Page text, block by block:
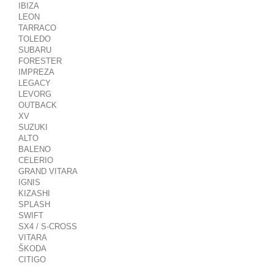
IBIZA
LEON
TARRACO
TOLEDO
SUBARU
FORESTER
IMPREZA
LEGACY
LEVORG
OUTBACK
XV
SUZUKI
ALTO
BALENO
CELERIO
GRAND VITARA
IGNIS
KIZASHI
SPLASH
SWIFT
SX4 / S-CROSS
VITARA
ŠKODA
CITIGO